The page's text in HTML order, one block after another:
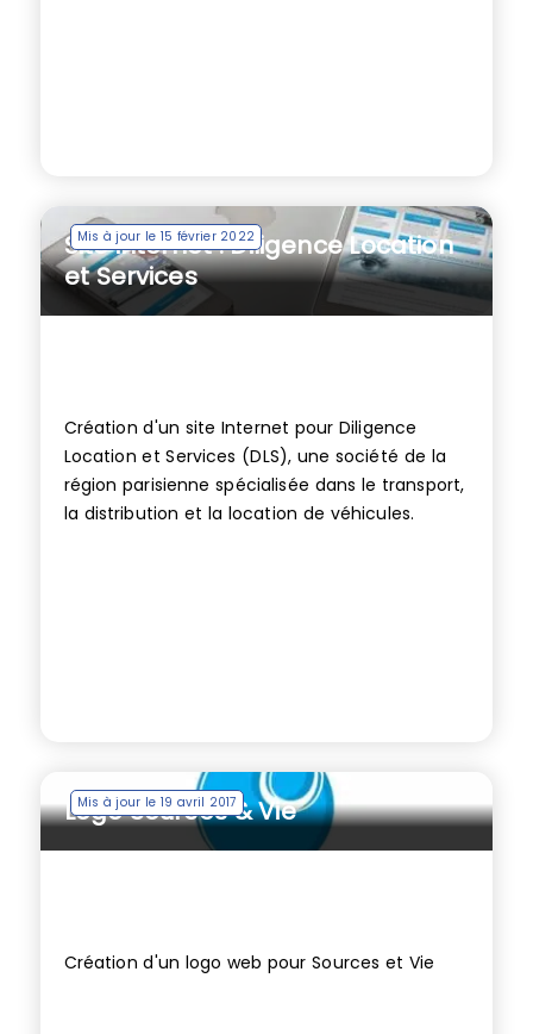
Mis à jour le 15 février 2022
Site internet : Diligence Location
et Services
Création d'un site Internet pour Diligence
Location et Services (DLS), une société de la
région parisienne spécialisée dans le transport,
la distribution et la location de véhicules.
Mis à jour le 19 avril 2017
Logo Sources & Vie
Création d'un logo web pour Sources et Vie